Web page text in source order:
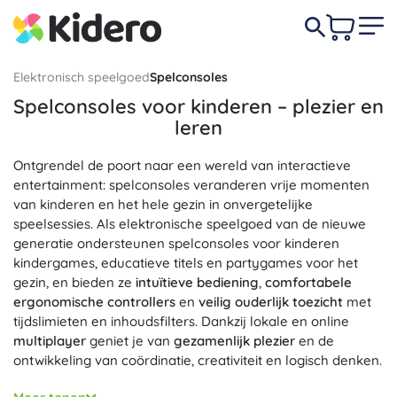
Elektronisch speelgoedSpelconsoles
Spelconsoles voor kinderen – plezier en
leren
Ontgrendel de poort naar een wereld van interactieve
entertainment: spelconsoles veranderen vrije momenten
van kinderen en het hele gezin in onvergetelijke
speelsessies. Als elektronische speelgoed van de nieuwe
generatie ondersteunen spelconsoles voor kinderen
kindergames, educatieve titels en partygames voor het
gezin, en bieden ze intuïtieve bediening, comfortabele
ergonomische controllers en veilig ouderlijk toezicht met
tijdslimieten en inhoudsfilters. Dankzij lokale en online
multiplayer geniet je van gezamenlijk plezier en de
ontwikkeling van coördinatie, creativiteit en logisch denken.
Kies tussen een draagbare spelconsole voor onderweg en